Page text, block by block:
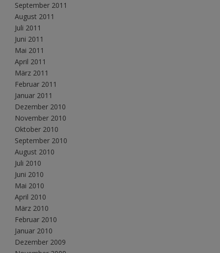
September 2011
August 2011
Juli 2011
Juni 2011
Mai 2011
April 2011
März 2011
Februar 2011
Januar 2011
Dezember 2010
November 2010
Oktober 2010
September 2010
August 2010
Juli 2010
Juni 2010
Mai 2010
April 2010
März 2010
Februar 2010
Januar 2010
Dezember 2009